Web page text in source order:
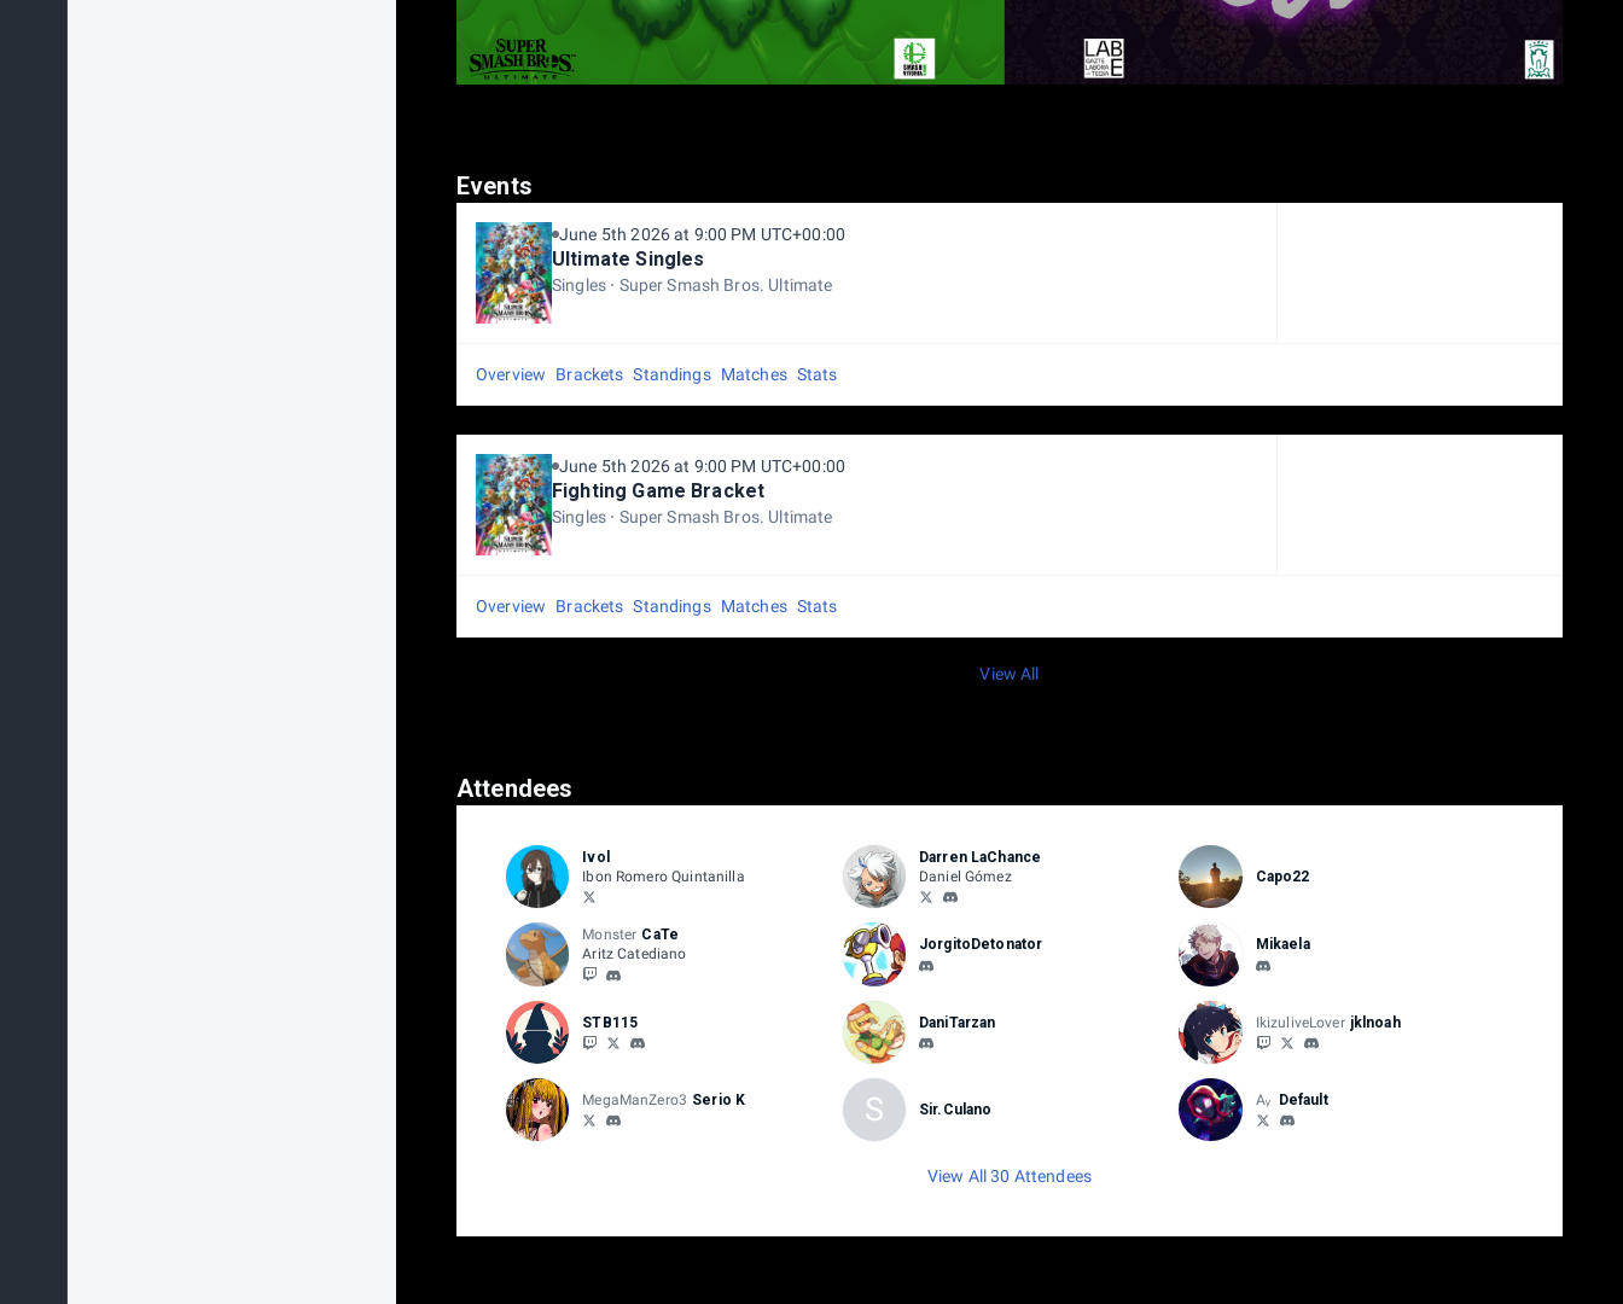
Events
June 5th 2026 at 9:00 PM UTC+00:00
Ultimate Singles
Singles Super Smash Bros. Ultimate
Overview Brackets Standings Matches Stats
June 5th 2026 at 9:00 PM UTC+00:00
Fighting Game Bracket
Singles Super Smash Bros. Ultimate
Overview Brackets Standings Matches Stats
View All
Attendees
Ivol
Ibon Romero Quintanilla
Darren LaChance
Daniel Gómez
Capo22
Monster CaTe
Aritz Catediano
JorgitoDetonator Mikaela
STB115 DaniTarzan IkizuliveLover jklnoah
MegaManZero3 Serio K S Sir.Culano
Aᵧ Default
View All 30 Attendees